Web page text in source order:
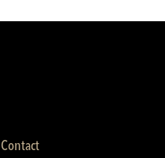
Contact